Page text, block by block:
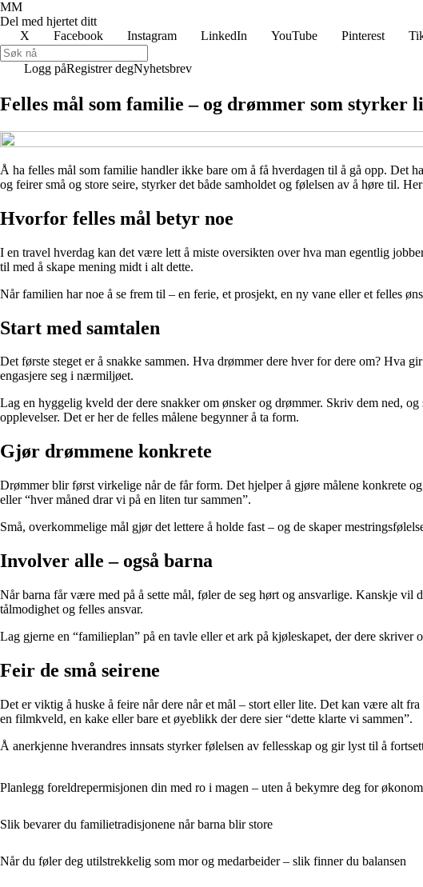
MM
Del med hjertet ditt
X
Facebook Instagram LinkedIn YouTube Pinterest
Logg påRegistrer degNyhetsbrev
Felles mål som familie – og drømmer som styrker
Å ha felles mål som familie handler ikke bare om å få hverdagen til å gå opp. Det
og feirer små og store seire, styrker det både samholdet og følelsen av å høre til.
Hvorfor felles mål betyr noe
I en travel hverdag kan det være lett å miste oversikten over hva man egentlig
til med å skape mening midt i alt dette.
Når familien har noe å se frem til – en ferie, et prosjekt, en ny vane eller et felles
Start med samtalen
Det første steget er å snakke sammen. Hva drømmer dere hver for dere om? Hva
engasjere seg i nærmiljøet.
Lag en hyggelig kveld der dere snakker om ønsker og drømmer. Skriv dem ned,
opplevelser. Det er her de felles målene begynner å ta form.
Gjør drømmene konkrete
Drømmer blir først virkelige når de får form. Det hjelper å gjøre målene konkrete
eller “hver måned drar vi på en liten tur sammen”.
Små, overkommelige mål gjør det lettere å holde fast – og de skaper
Involver alle – også barna
Når barna får være med på å sette mål, føler de seg hørt og ansvarlige. Kanskje
tålmodighet og felles ansvar.
Lag gjerne en “familieplan” på en tavle eller et ark på kjøleskapet, der dere
Feir de små seirene
Det er viktig å huske å feire når dere når et mål – stort eller lite. Det kan være alt
en filmkveld, en kake eller bare et øyeblikk der dere sier “dette klarte vi sammen”.
Å anerkjenne hverandres innsats styrker følelsen av fellesskap og gir lyst til å
Planlegg foreldrepermisjonen din med ro i magen – uten å bekymre deg for
Slik bevarer du familietradisjonene når barna blir store
Når du føler deg utilstrekkelig som mor og medarbeider – slik finner du balansen